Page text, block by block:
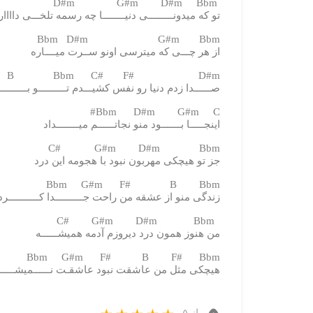
تو که میدونـــــــــی دنیــــــــا چه رسمه تلخـــی
Bbm D#m G#m Bbm
از هر چـــی که میترسی اونو ســرت میــــاره
B Bbm C# F# D#m
صــــــدا زدم دنیا رو نفس کشیـــدم تــــــــــو
Bbm D#m G#m C#
اینجـــــا بـــــــود منو نجاتــــــم میــــــــداد
C# G#m D#m Bbm
جز تو هیچکی مهربون نبود با هجومه این درد
Bbm G#m F# B Bbm
زندگی منو از عشقه من راحت جــــــــــدا
من هنوز همون درد دیروزم آدمه همیشــــــه
Bbm G#m F# B F# Bbm
هیچکی مثل من عاشقت نبود عاشقـت